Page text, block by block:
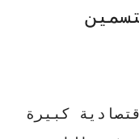
كبيرة